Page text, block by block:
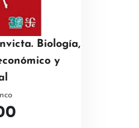
Biología,
y